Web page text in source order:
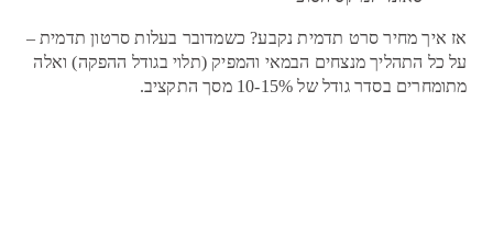
אז איך מחיר סרט תדמית נקבע? כשמדובר בעלות סרטון תדמית –
על כל התהליך מנצחים הבמאי והמפיק (תלוי בגודל ההפקה) ואלה
מתומחרים בסדר גודל של 10-15% מסך התקציב.